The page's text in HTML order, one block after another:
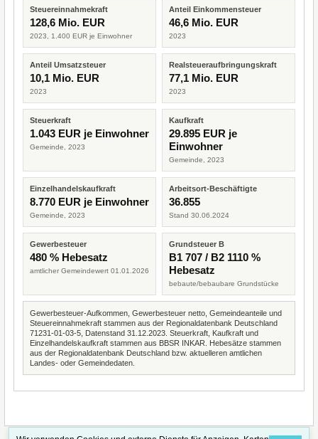
Steuereinnahmekraft
128,6 Mio. EUR
2023, 1.400 EUR je Einwohner
Anteil Einkommensteuer
46,6 Mio. EUR
2023
Anteil Umsatzsteuer
10,1 Mio. EUR
2023
Realsteueraufbringungskraft
77,1 Mio. EUR
2023
Steuerkraft
1.043 EUR je Einwohner
Gemeinde, 2023
Kaufkraft
29.895 EUR je
Einwohner
Gemeinde, 2023
Einzelhandelskaufkraft
8.770 EUR je Einwohner
Gemeinde, 2023
Arbeitsort-Beschäftigte
36.855
Stand 30.06.2024
Gewerbesteuer
480 % Hebesatz
amtlicher Gemeindewert 01.01.2026
Grundsteuer B
B1 707 / B2 1110 %
Hebesatz
bebaute/bebaubare Grundstücke
Gewerbesteuer-Aufkommen, Gewerbesteuer netto, Gemeindeanteile und
Steuereinnahmekraft stammen aus der Regionaldatenbank Deutschland
71231-01-03-5, Datenstand 31.12.2023. Steuerkraft, Kaufkraft und
Einzelhandelskaufkraft stammen aus BBSR INKAR. Hebesätze stammen
aus der Regionaldatenbank Deutschland bzw. aktuelleren amtlichen
Landes- oder Gemeindedaten.